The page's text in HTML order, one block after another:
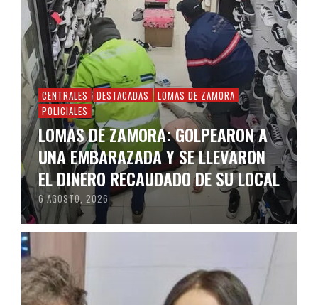
CENTRALES DESTACADAS
LOMAS DE ZAMORA
POLICIALES
LOMAS DE ZAMORA: GOLPEARON A
UNA EMBARAZADA Y SE LLEVARON
EL DINERO RECAUDADO DE SU LOCAL
6 AGOSTO, 2026